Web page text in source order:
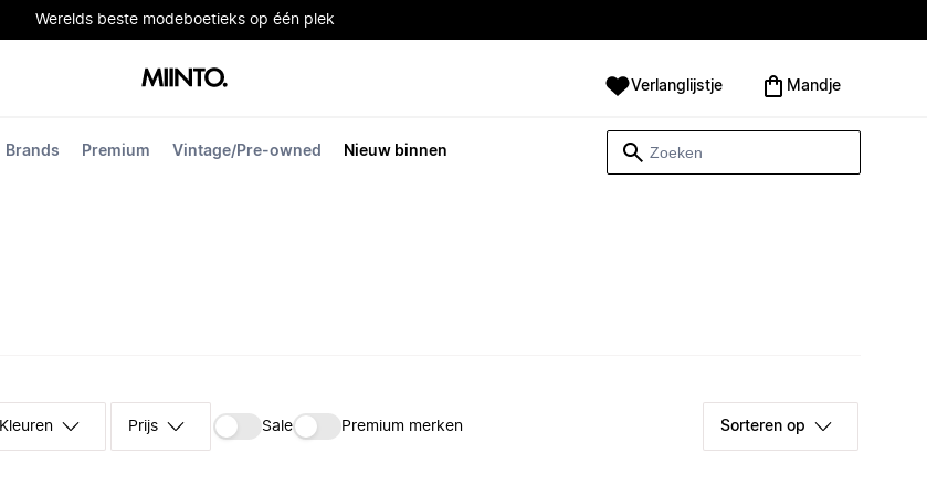
Werelds beste modeboetieks op één plek
Brands Premium Vintage/Pre-owned Nieuw binnen
Verlanglijstje Mandje
Kleuren Prijs Sale Premium merken Sorteren op